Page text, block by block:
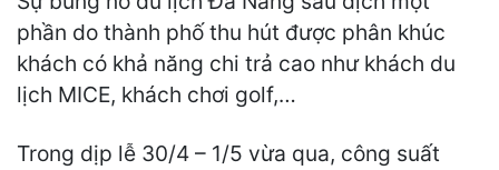
phần do thành phố thu hút được phân khúc
khách có khả năng chi trả cao như khách du
lịch MICE, khách chơi golf,…
Trong dịp lễ 30/4 – 1/5 vừa qua, công suất